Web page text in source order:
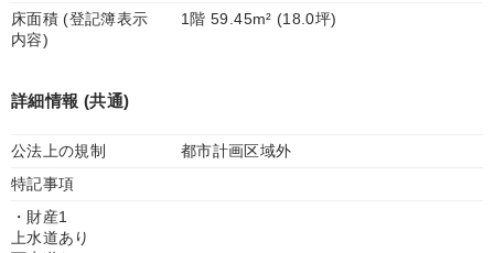
床面積 (登記簿表示
内容)
1階 59.45m² (18.0坪)
詳細情報 (共通)
公法上の規制
都市計画区域外
特記事項
・財産1
上水道あり